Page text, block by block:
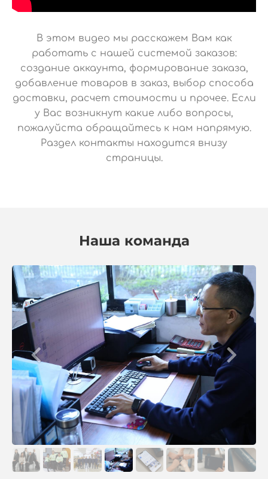
В этом видео мы расскажем Вам как
работать с нашей системой заказов:
создание аккаунта, формирование заказа,
добавление товаров в заказ, выбор способа
доставки, расчет стоимости и прочее. Если
у Вас возникнут какие либо вопросы,
пожалуйста обращайтесь к нам напрямую.
Раздел контакты находится внизу
страницы.
Наша команда